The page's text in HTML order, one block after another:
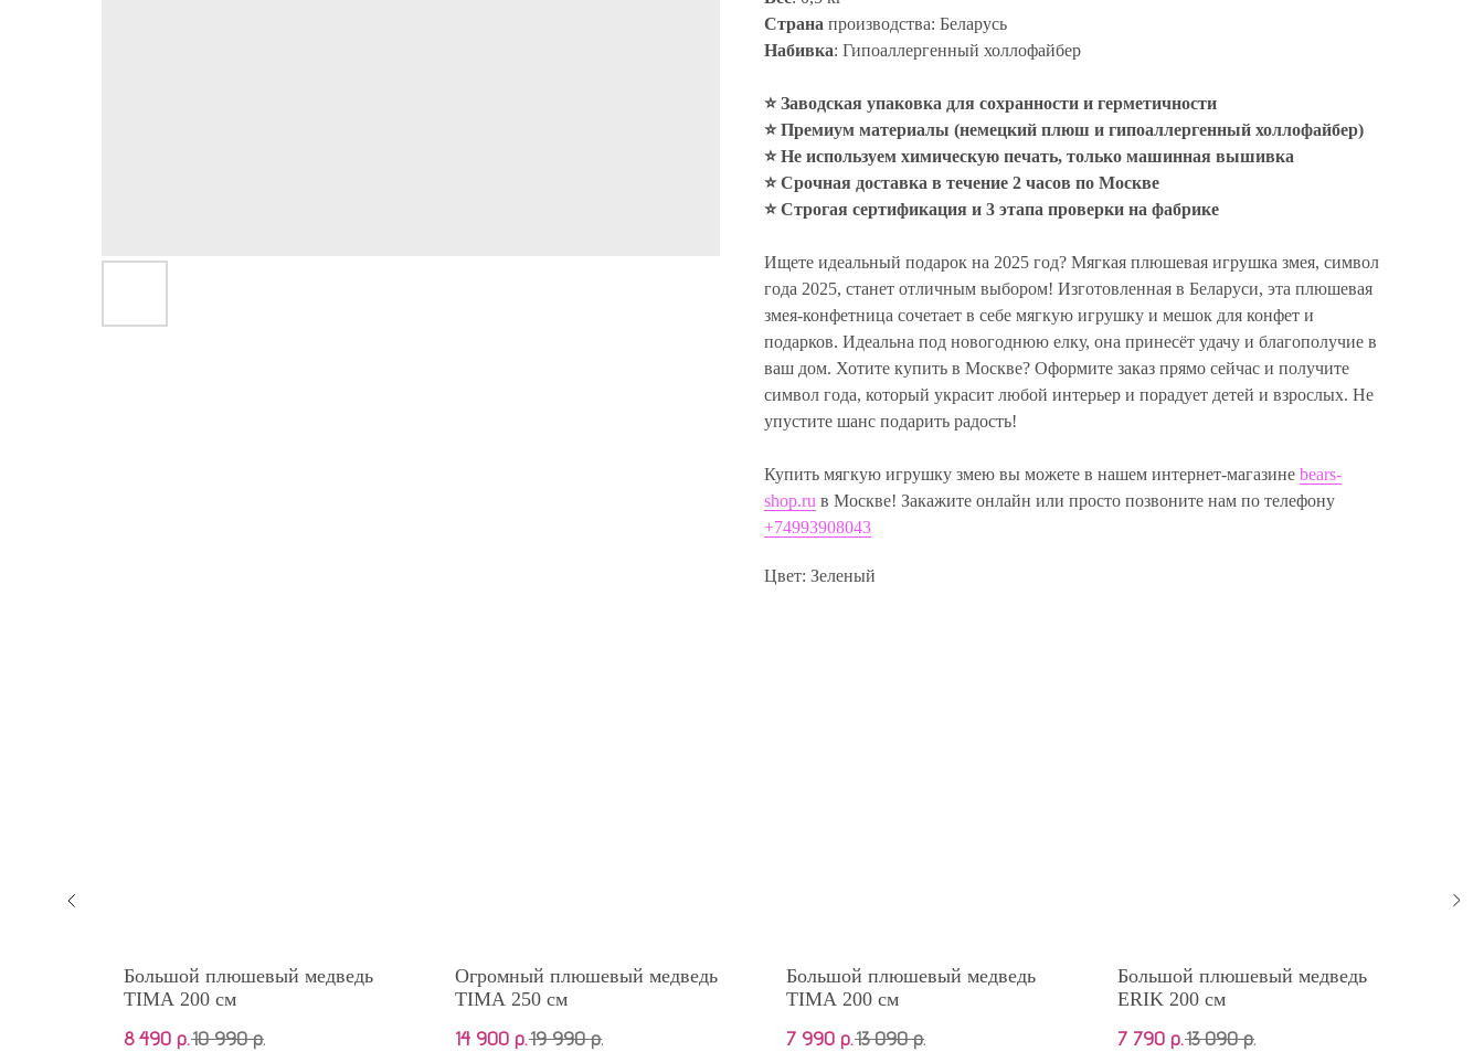
Страна производства: Беларусь
Набивка: Гипоаллергенный холлофайбер
⭐ Заводская упаковка для сохранности и герметичности
⭐ Премиум материалы (немецкий плюш и гипоаллергенный холлофайбер)
⭐ Не используем химическую печать, только машинная вышивка
⭐ Срочная доставка в течение 2 часов по Москве
⭐ Строгая сертификация и 3 этапа проверки на фабрике
Ищете идеальный подарок на 2025 год? Мягкая плюшевая игрушка змея, символ
года 2025, станет отличным выбором! Изготовленная в Беларуси, эта плюшевая
змея-конфетница сочетает в себе мягкую игрушку и мешок для конфет и
подарков. Идеальна под новогоднюю елку, она принесёт удачу и благополучие в
ваш дом. Хотите купить в Москве? Оформите заказ прямо сейчас и получите
символ года, который украсит любой интерьер и порадует детей и взрослых. Не
упустите шанс подарить радость!
Купить мягкую игрушку змею вы можете в нашем интернет-магазине bears-
shop.ru в Москве! Закажите онлайн или просто позвоните нам по телефону
+74993908043
Цвет: Зеленый
Большой плюшевый медведь
TIMA 200 см
8 490 р.10 990 р.
Огромный плюшевый медведь
TIMA 250 см
14 900 р.19 990 р.
Большой плюшевый медведь
TIMA 200 см
7 990 р.13 090 р.
Большой плюшевый медведь
ERIK 200 см
7 790 р.13 090 р.